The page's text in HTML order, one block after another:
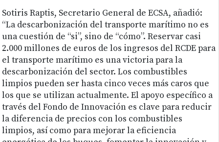
Sotiris Raptis, Secretario General de ECSA, añadió:
“La descarbonización del transporte marítimo no es
una cuestión de “si”, sino de “cómo”. Reservar casi
2.000 millones de euros de los ingresos del RCDE para
el transporte marítimo es una victoria para la
descarbonización del sector. Los combustibles
limpios pueden ser hasta cinco veces más caros que
los que se utilizan actualmente. El apoyo específico a
través del Fondo de Innovación es clave para reducir
la diferencia de precios con los combustibles
limpios, así como para mejorar la eficiencia